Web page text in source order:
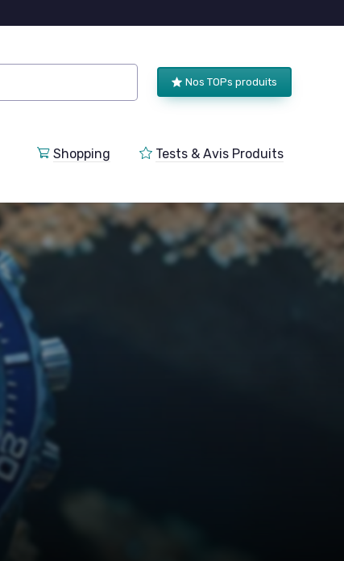
Nos TOPs produits
Shopping Tests & Avis Produits